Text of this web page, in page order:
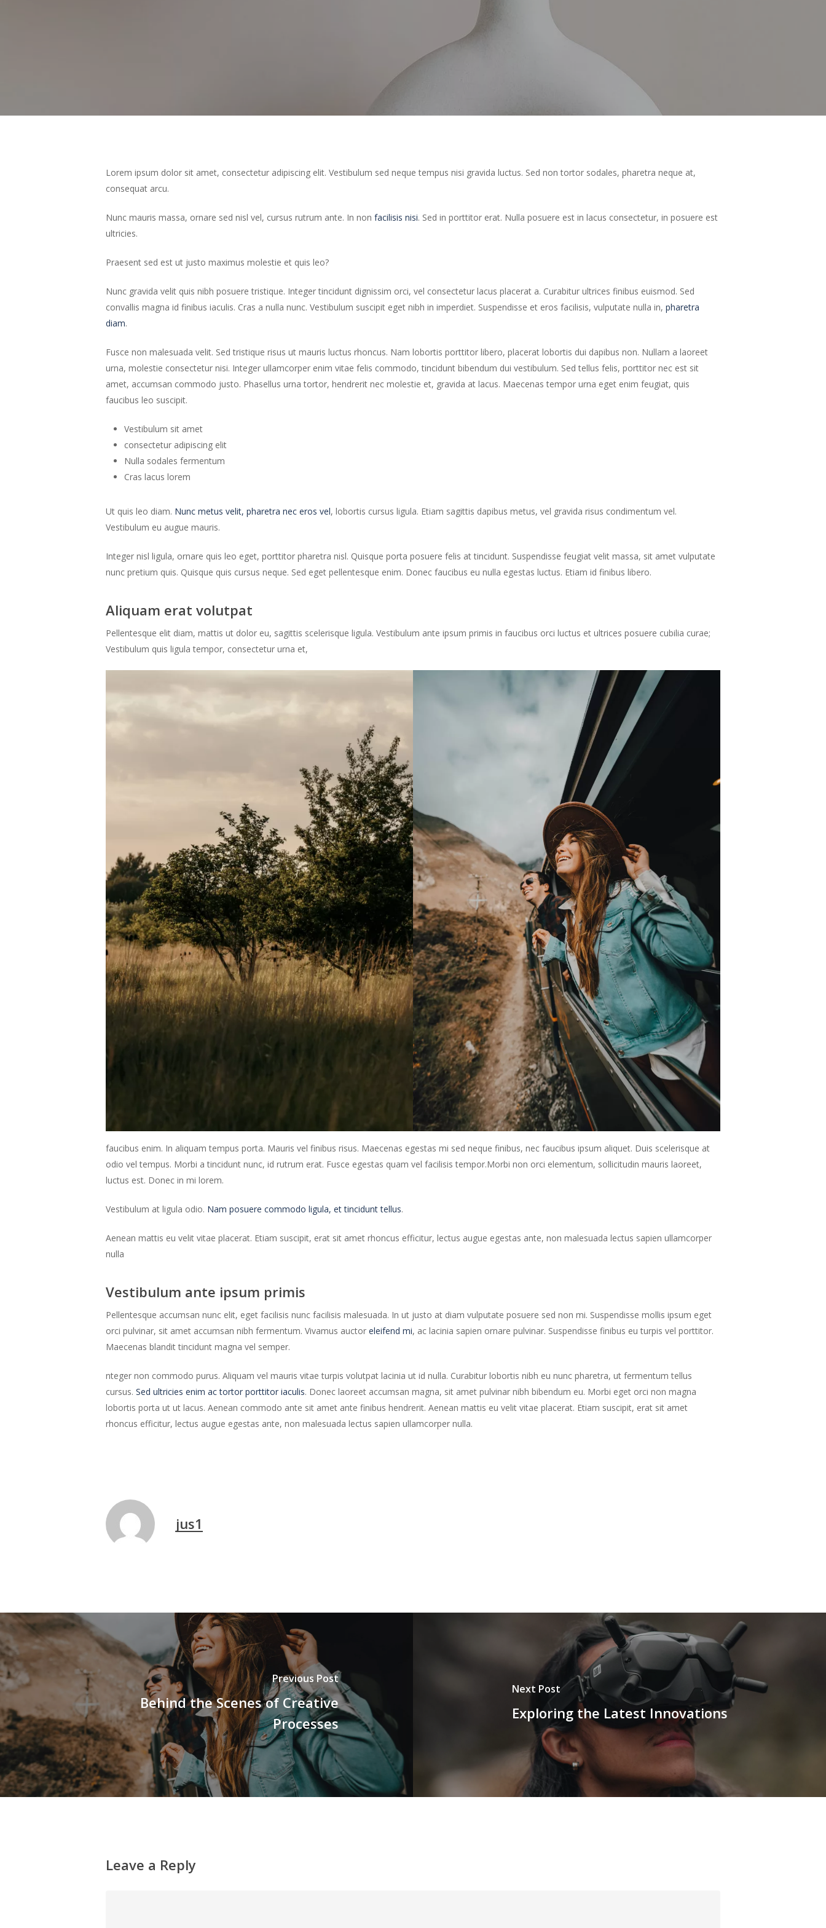
Lorem ipsum dolor sit amet, consectetur adipiscing elit. Vestibulum sed neque tempus nisi gravida luctus. Sed non tortor sodales, pharetra neque at,
consequat arcu.
Nunc mauris massa, ornare sed nisl vel, cursus rutrum ante. In non facilisis nisi. Sed in porttitor erat. Nulla posuere est in lacus consectetur, in posuere est
ultricies.
Praesent sed est ut justo maximus molestie et quis leo?
Nunc gravida velit quis nibh posuere tristique. Integer tincidunt dignissim orci, vel consectetur lacus placerat a. Curabitur ultrices finibus euismod. Sed
convallis magna id finibus iaculis. Cras a nulla nunc. Vestibulum suscipit eget nibh in imperdiet. Suspendisse et eros facilisis, vulputate nulla in, pharetra
diam.
Fusce non malesuada velit. Sed tristique risus ut mauris luctus rhoncus. Nam lobortis porttitor libero, placerat lobortis dui dapibus non. Nullam a laoreet
urna, molestie consectetur nisi. Integer ullamcorper enim vitae felis commodo, tincidunt bibendum dui vestibulum. Sed tellus felis, porttitor nec est sit
amet, accumsan commodo justo. Phasellus urna tortor, hendrerit nec molestie et, gravida at lacus. Maecenas tempor urna eget enim feugiat, quis
faucibus leo suscipit.
Vestibulum sit amet
consectetur adipiscing elit
Nulla sodales fermentum
Cras lacus lorem
Ut quis leo diam. Nunc metus velit, pharetra nec eros vel, lobortis cursus ligula. Etiam sagittis dapibus metus, vel gravida risus condimentum vel.
Vestibulum eu augue mauris.
Integer nisl ligula, ornare quis leo eget, porttitor pharetra nisl. Quisque porta posuere felis at tincidunt. Suspendisse feugiat velit massa, sit amet vulputate
nunc pretium quis. Quisque quis cursus neque. Sed eget pellentesque enim. Donec faucibus eu nulla egestas luctus. Etiam id finibus libero.
Aliquam erat volutpat
Pellentesque elit diam, mattis ut dolor eu, sagittis scelerisque ligula. Vestibulum ante ipsum primis in faucibus orci luctus et ultrices posuere cubilia curae;
Vestibulum quis ligula tempor, consectetur urna et,
faucibus enim. In aliquam tempus porta. Mauris vel finibus risus. Maecenas egestas mi sed neque finibus, nec faucibus ipsum aliquet. Duis scelerisque at
odio vel tempus. Morbi a tincidunt nunc, id rutrum erat. Fusce egestas quam vel facilisis tempor.Morbi non orci elementum, sollicitudin mauris laoreet,
luctus est. Donec in mi lorem.
Vestibulum at ligula odio. Nam posuere commodo ligula, et tincidunt tellus.
Aenean mattis eu velit vitae placerat. Etiam suscipit, erat sit amet rhoncus efficitur, lectus augue egestas ante, non malesuada lectus sapien ullamcorper
nulla
Vestibulum ante ipsum primis
Pellentesque accumsan nunc elit, eget facilisis nunc facilisis malesuada. In ut justo at diam vulputate posuere sed non mi. Suspendisse mollis ipsum eget
orci pulvinar, sit amet accumsan nibh fermentum. Vivamus auctor eleifend mi, ac lacinia sapien ornare pulvinar. Suspendisse finibus eu turpis vel porttitor.
Maecenas blandit tincidunt magna vel semper.
nteger non commodo purus. Aliquam vel mauris vitae turpis volutpat lacinia ut id nulla. Curabitur lobortis nibh eu nunc pharetra, ut fermentum tellus
cursus. Sed ultricies enim ac tortor porttitor iaculis. Donec laoreet accumsan magna, sit amet pulvinar nibh bibendum eu. Morbi eget orci non magna
lobortis porta ut ut lacus. Aenean commodo ante sit amet ante finibus hendrerit. Aenean mattis eu velit vitae placerat. Etiam suscipit, erat sit amet
rhoncus efficitur, lectus augue egestas ante, non malesuada lectus sapien ullamcorper nulla.
jus1
Previous Post
Behind the Scenes of Creative
Processes
Next Post
Exploring the Latest Innovations
Leave a Reply